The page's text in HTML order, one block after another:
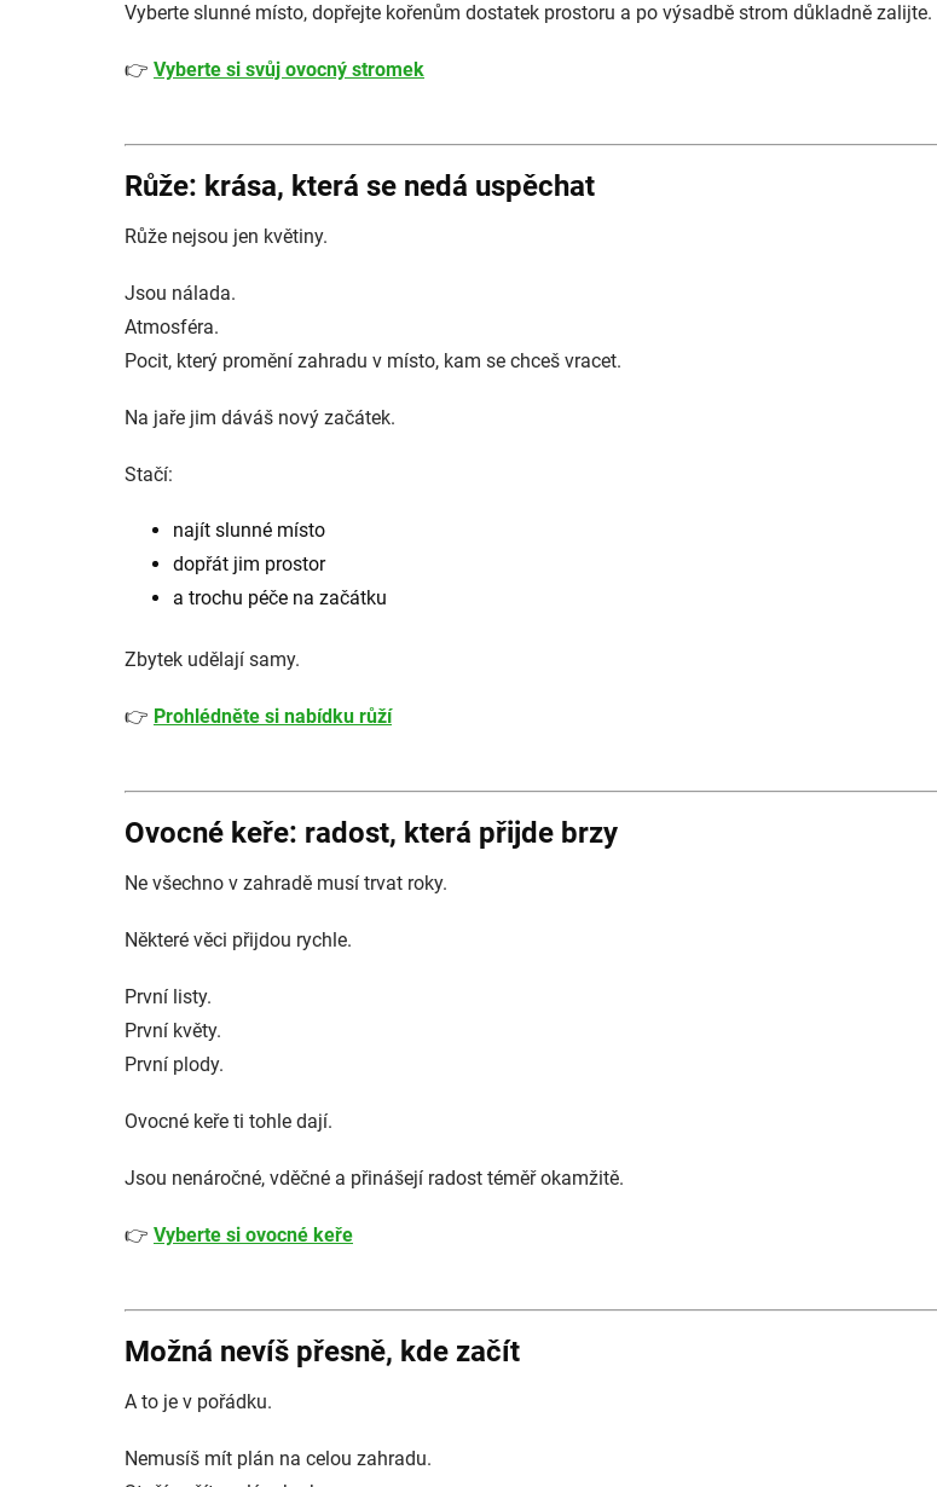
Vyberte slunné místo, dopřejte kořenům dostatek prostoru a po výsadbě strom důkladně zalijte.
👉 Vyberte si svůj ovocný stromek
Růže: krása, která se nedá uspěchat
Růže nejsou jen květiny.
Jsou nálada.
Atmosféra.
Pocit, který promění zahradu v místo, kam se chceš vracet.
Na jaře jim dáváš nový začátek.
Stačí:
najít slunné místo
dopřát jim prostor
a trochu péče na začátku
Zbytek udělají samy.
👉 Prohlédněte si nabídku růží
Ovocné keře: radost, která přijde brzy
Ne všechno v zahradě musí trvat roky.
Některé věci přijdou rychle.
První listy.
První květy.
První plody.
Ovocné keře ti tohle dají.
Jsou nenáročné, vděčné a přinášejí radost téměř okamžitě.
👉 Vyberte si ovocné keře
Možná nevíš přesně, kde začít
A to je v pořádku.
Nemusíš mít plán na celou zahradu.